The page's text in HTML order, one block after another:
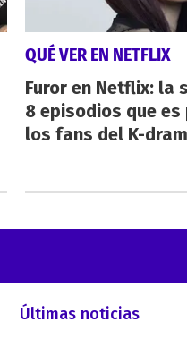
QUÉ VER EN NETFLIX
Furor en Netflix: la
8 episodios que
los fans del K-
Últimas noticias